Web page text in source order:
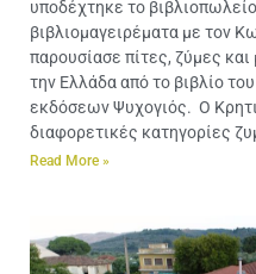
υποδέχτηκε το
βιβλιομαγειρέματα με τον
παρουσίασε πίτες, ζύμες
την Ελλάδα από το βιβλίο
εκδόσεων Ψυχογιός. Ο
διαφορετικές κατηγορίες
Read More »